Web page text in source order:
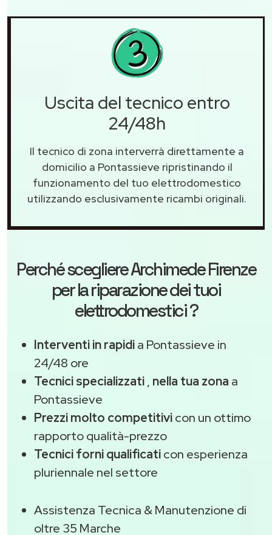
Uscita del tecnico entro
24/48h
Il tecnico di zona interverrà direttamente a
domicilio a Pontassieve ripristinando il
funzionamento del tuo elettrodomestico
utilizzando esclusivamente ricambi originali.
Perché scegliereArchimede Firenze
per la riparazione dei tuoi
elettrodomestici ?
Interventi in rapidia Pontassieve in
24/48 ore
Tecnici specializzati, nella tua zona a
Pontassieve
Prezzi molto competitivicon un ottimo
rapporto qualità-prezzo
Tecnici forni qualificaticon esperienza
pluriennale nel settore
Assistenza Tecnica & Manutenzione di
oltre 35 Marche